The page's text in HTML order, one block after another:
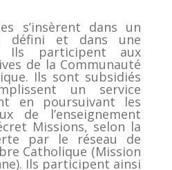
s’insèrent dans un
défini et dans une
Ils participent aux
de la Communauté
Ils sont subsidiés
un service
en poursuivant les
de l’enseignement
Missions, selon la
par le réseau de
Catholique (Mission
Ils participent ainsi